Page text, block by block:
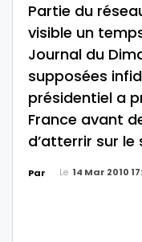
Partie du
visible un
Journal du
supposées
présidentiel a
France avant
d’atterrir sur le
Par Le 14 Mar 2010